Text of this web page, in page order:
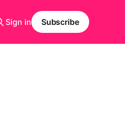
Sign in Subscribe